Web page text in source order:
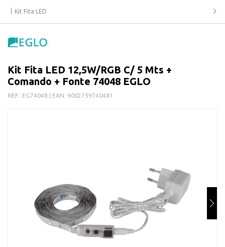
Kit Fita LED
Kit Fita LED 12,5W/RGB C/ 5 Mts +
Comando + Fonte 74048 EGLO
REF.: EG74048 | EAN: 9002759740481